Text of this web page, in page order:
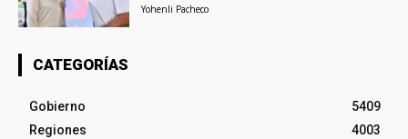
Yohenli Pacheco
CATEGORÍAS
Gobierno
5409
Regiones
4003